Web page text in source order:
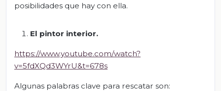
posibilidades que hay con ella.
El pintor interior.
https://www.youtube.com/watch?
v=5fdXQd3WYrU&t=678s
Algunas palabras clave para rescatar son: